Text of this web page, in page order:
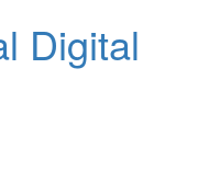
Digital